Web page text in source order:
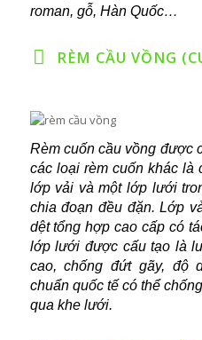
roman, gỗ, Hàn Quốc…
RÈM CẦU VỒNG
Rèm cuốn cầu vồng được
các loại rèm cuốn khác là
lớp vải và một lớp lưới
chia đoạn đều đặn. Lớp
dệt tổng hợp cao cấp có
lớp lưới được cấu tạo là
cao, chống đứt gãy, độ
chuẩn quốc tế có thể
qua khe lưới.